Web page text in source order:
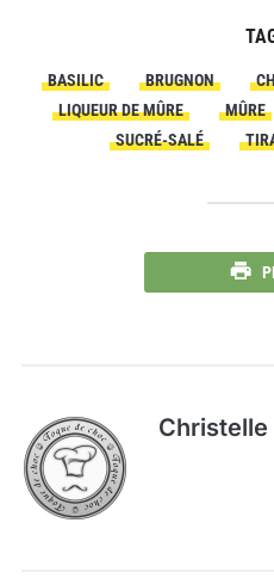
BASILIC BRUGNON
LIQUEUR DE MÛRE
MÛRE
SUCRÉ-SALÉ
Christelle